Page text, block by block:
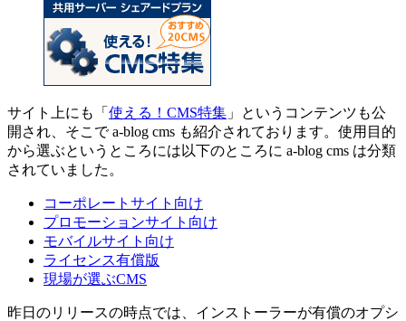
サイト上にも「 使える！CMS特集 」というコンテンツも公
開され、そこで a-blog cms も紹介されております。使用目的
から選ぶというところには以下のところに a-blog cms は分類
されていました。
コーポレートサイト向け
プロモーションサイト向け
モバイルサイト向け
ライセンス有償版
現場が選ぶCMS
昨日のリリースの時点では、インストーラーが有償のオプシ